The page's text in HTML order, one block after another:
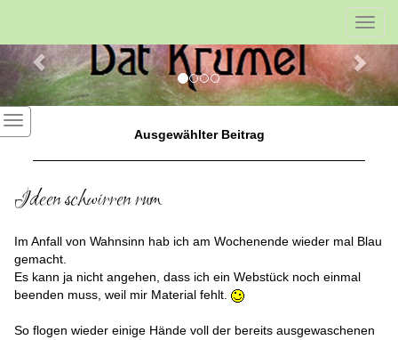
Ausgewählter Beitrag
Ideen schwirren rum
Im Anfall von Wahnsinn hab ich am Wochenende wieder mal Blau
gemacht.
Es kann ja nicht angehen, dass ich ein Webstück noch einmal
beenden muss, weil mir Material fehlt.
So flogen wieder einige Hände voll der bereits ausgewaschenen